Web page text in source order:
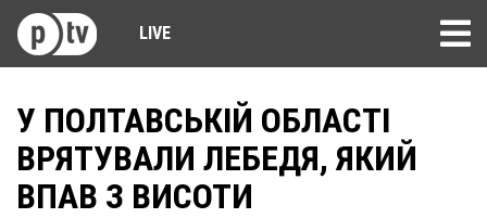
LIVE
У ПОЛТАВСЬКІЙ ОБЛАСТІ
ВРЯТУВАЛИ ЛЕБЕДЯ, ЯКИЙ
ВПАВ З ВИСОТИ